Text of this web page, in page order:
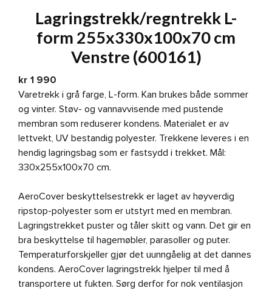
Lagringstrekk/regntrekk L-
form 255x330x100x70 cm
Venstre (600161)
kr 1 990
Varetrekk i grå farge, L-form. Kan brukes både sommer
og vinter. Støv- og vannavvisende med pustende
membran som reduserer kondens. Materialet er av
lettvekt, UV bestandig polyester. Trekkene leveres i en
hendig lagringsbag som er fastsydd i trekket. Mål:
330x255x100x70 cm.
AeroCover beskyttelsestrekk er laget av høyverdig
ripstop-polyester som er utstyrt med en membran.
Lagringstrekket puster og tåler skitt og vann. Det gir en
bra beskyttelse til hagemøbler, parasoller og puter.
Temperaturforskjeller gjør det uunngåelig at det dannes
kondens. AeroCover lagringstrekk hjelper til med å
transportere ut fukten. Sørg derfor for nok ventilasjon